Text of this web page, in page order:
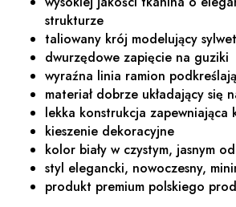
strukturze
taliowany krój modelujący
dwurzędowe zapięcie na guziki
wyraźna linia ramion
materiał dobrze układający się
lekka konstrukcja zapewniająca
kieszenie dekoracyjne
kolor biały w czystym, jasnym
styl elegancki, nowoczesny,
produkt premium polskiego